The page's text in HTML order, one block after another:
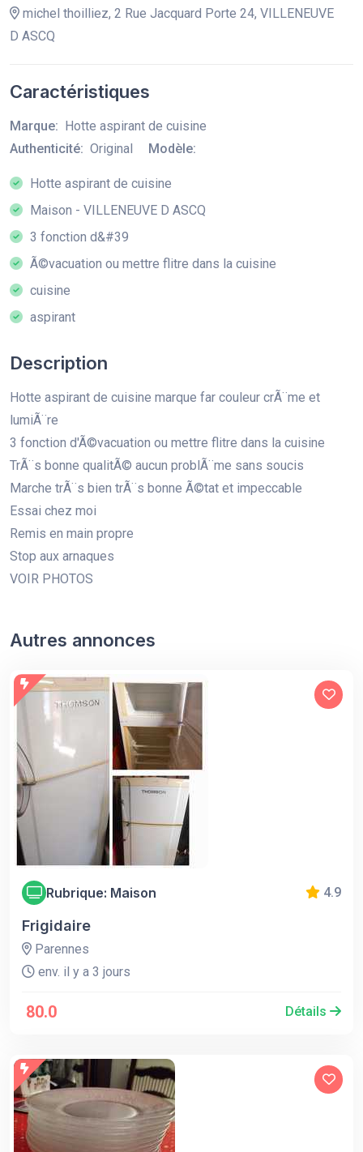
michel thoilliez, 2 Rue Jacquard Porte 24, VILLENEUVE
D ASCQ
Caractéristiques
Marque:
Hotte aspirant de cuisine
Authenticité: Original Modèle:
Hotte aspirant de cuisine
Maison - VILLENEUVE D ASCQ
3 fonction d&#39
Ã©vacuation ou mettre flitre dans la cuisine
cuisine
aspirant
Description
Hotte aspirant de cuisine marque far couleur crÃ¨me et
lumiÃ¨re
3 fonction d'Ã©vacuation ou mettre flitre dans la cuisine
TrÃ¨s bonne qualitÃ© aucun problÃ¨me sans soucis
Marche trÃ¨s bien trÃ¨s bonne Ã©tat et impeccable
Essai chez moi
Remis en main propre
Stop aux arnaques
VOIR PHOTOS
Autres annonces
Rubrique: Maison 4.9
Frigidaire
Parennes
env. il y a 3 jours
80.0 Détails